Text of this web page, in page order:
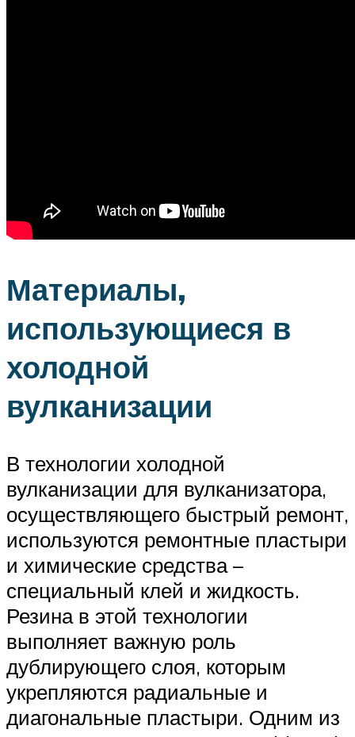
Материалы,
использующиеся в
холодной
вулканизации
В технологии холодной
вулканизации для вулканизатора,
осуществляющего быстрый ремонт,
используются ремонтные пластыри
и химические средства –
специальный клей и жидкость.
Резина в этой технологии
выполняет важную роль
дублирующего слоя, которым
укрепляются радиальные и
диагональные пластыри. Одним из